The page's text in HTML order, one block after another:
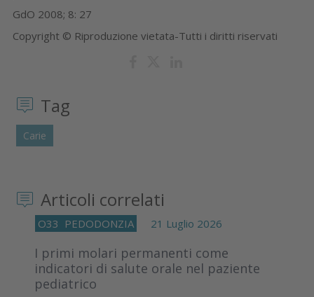
GdO 2008; 8: 27
Copyright © Riproduzione vietata-Tutti i diritti riservati
Tag
Carie
Articoli correlati
O33 PEDODONZIA 21 Luglio 2026
I primi molari permanenti come
indicatori di salute orale nel paziente
pediatrico